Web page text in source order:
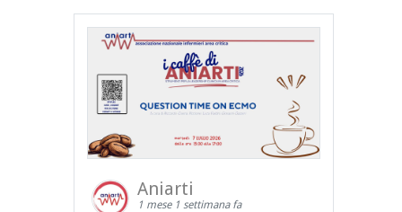
Aniarti
1 mese 1 settimana fa